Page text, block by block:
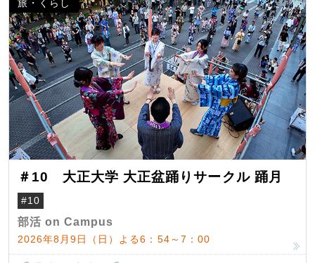
旅・くらし
＃10 大正大学 大正盆踊りサークル 踊月
#10
部活 on Campus
2026年8月9日（日）よる6：54～7：00